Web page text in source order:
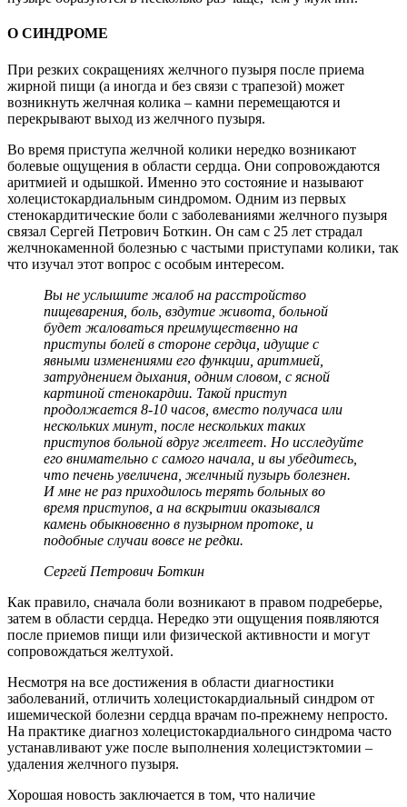
О СИНДРОМЕ
При резких сокращениях желчного пузыря после приема
жирной пищи (а иногда и без связи с трапезой) может
возникнуть желчная колика – камни перемещаются и
перекрывают выход из желчного пузыря.
Во время приступа желчной колики нередко возникают
болевые ощущения в области сердца. Они сопровождаются
аритмией и одышкой. Именно это состояние и называют
холецистокардиальным синдромом. Одним из первых
стенокардитические боли с заболеваниями желчного пузыря
связал Сергей Петрович Боткин. Он сам с 25 лет страдал
желчнокаменной болезнью с частыми приступами колики, так
что изучал этот вопрос с особым интересом.
Вы не услышите жалоб на расстройство
пищеварения, боль, вздутие живота, больной
будет жаловаться преимущественно на
приступы болей в стороне сердца, идущие с
явными изменениями его функции, аритмией,
затруднением дыхания, одним словом, с ясной
картиной стенокардии. Такой приступ
продолжается 8-10 часов, вместо получаса или
нескольких минут, после нескольких таких
приступов больной вдруг желтеет. Но исследуйте
его внимательно с самого начала, и вы убедитесь,
что печень увеличена, желчный пузырь болезнен.
И мне не раз приходилось терять больных во
время приступов, а на вскрытии оказывался
камень обыкновенно в пузырном протоке, и
подобные случаи вовсе не редки.
Сергей Петрович Боткин
Как правило, сначала боли возникают в правом подреберье,
затем в области сердца. Нередко эти ощущения появляются
после приемов пищи или физической активности и могут
сопровождаться желтухой.
Несмотря на все достижения в области диагностики
заболеваний, отличить холецистокардиальный синдром от
ишемической болезни сердца врачам по-прежнему непросто.
На практике диагноз холецистокардиального синдрома часто
устанавливают уже после выполнения холецистэктомии –
удаления желчного пузыря.
Хорошая новость заключается в том, что наличие